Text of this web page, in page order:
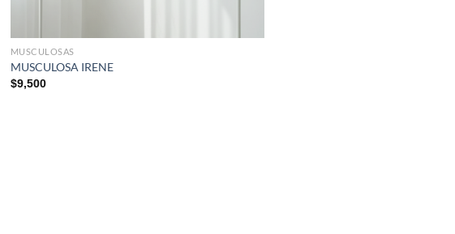
MUSCULOSAS
MUSCULOSA IRENE
$9,500